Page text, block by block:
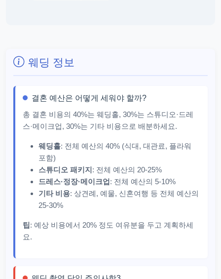
웨딩 정보
결혼 예산은 어떻게 세워야 할까?
총 결혼 비용의 40%는 웨딩홀, 30%는 스튜디오·드레
스·메이크업, 30%는 기타 비용으로 배분하세요.
웨딩홀: 전체 예산의 40% (식대, 대관료, 플라워
포함)
스튜디오 패키지: 전체 예산의 20-25%
드레스·정장·메이크업 : 전체 예산의 5-10%
기타 비용: 상견례, 예물, 신혼여행 등 전체 예산의
25-30%
팁 : 예상 비용에서 20% 정도 여유분을 두고 계획하세
요.